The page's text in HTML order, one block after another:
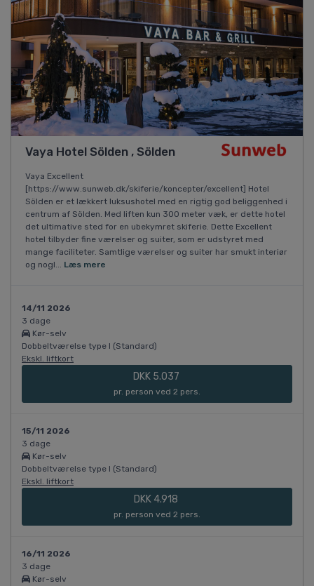
Vaya Hotel Sölden , Sölden
Vaya Excellent
[https://www.sunweb.dk/skiferie/koncepter/excellent] Hotel
Sölden er et lækkert luksushotel med en rigtig god beliggenhed i
centrum af Sölden. Med liften kun 300 meter væk, er dette hotel
det ultimative sted for en ubekymret skiferie. Dette Excellent
hotel tilbyder fine værelser og suiter, som er udstyret med
mange faciliteter. Samtlige værelser og suiter har smukt interiør
og nogl... Læs mere
14/11 2026
3 dage
Kør-selv
Dobbeltværelse type I (Standard)
Ekskl. liftkort
DKK 5.037
pr. person ved 2 pers.
15/11 2026
3 dage
Kør-selv
Dobbeltværelse type I (Standard)
Ekskl. liftkort
DKK 4.918
pr. person ved 2 pers.
16/11 2026
3 dage
Kør-selv